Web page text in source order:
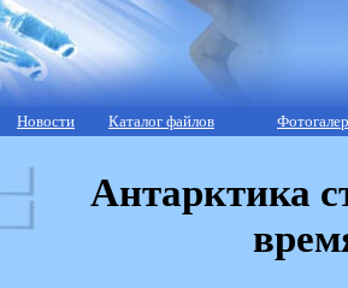
Новости Каталог файлов
Антарктика